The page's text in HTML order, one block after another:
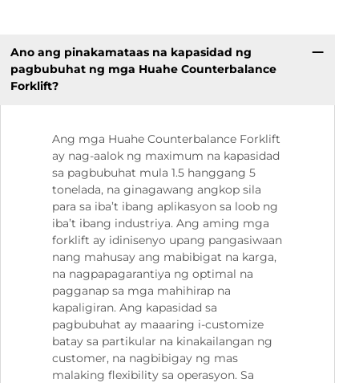
Ano ang pinakamataas na kapasidad ng
pagbubuhat ng mga Huahe Counterbalance
Forklift?
Ang mga Huahe Counterbalance Forklift
ay nag-aalok ng maximum na kapasidad
sa pagbubuhat mula 1.5 hanggang 5
tonelada, na ginagawang angkop sila
para sa iba’t ibang aplikasyon sa loob ng
iba’t ibang industriya. Ang aming mga
forklift ay idinisenyo upang pangasiwaan
nang mahusay ang mabibigat na karga,
na nagpapagarantiya ng optimal na
pagganap sa mga mahihirap na
kapaligiran. Ang kapasidad sa
pagbubuhat ay maaaring i-customize
batay sa partikular na kinakailangan ng
customer, na nagbibigay ng mas
malaking flexibility sa operasyon. Sa